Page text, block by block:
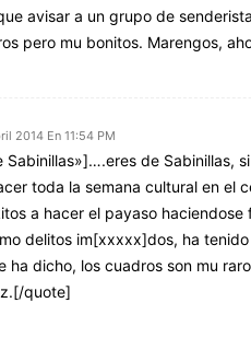
avisar a un grupo de
pero mu bonitos. Marengos,
2014 En 11:54 PM
Sabinillas»]….eres de Sabinillas,
toda la semana cultural en el
a hacer el payaso
delitos im[xxxxx]dos, ha
ha dicho, los cuadros son mu
quote]